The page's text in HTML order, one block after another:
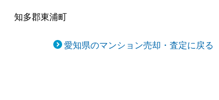
知多郡東浦町
愛知県のマンション売却・査定に戻る